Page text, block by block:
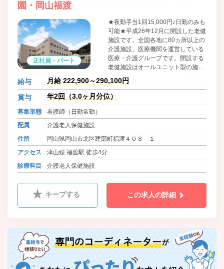
園・岡山福渡
正社員・パート
★夜勤手当1回15,000円♪日勤のみも
可能★平成26年12月に開設した老健
施設です。全国各地に80ヵ所以上の
介護施設、医療機関を運営している
医療・介護グループです。開設する
老健施設はオールユニット型の施設
です。ご利用者一人一人の特徴に合
わせたユニットケアを実践し、山や
川、自然豊かな環境の中でゆったり
と過ごして頂ける施設を目指してい
給与 月給 222,900～290,100円
賞与 年2回（3.0ヶ月分位）
募集形態
看護師（日勤常勤）
配属
介護老人保健施設
住所
岡山県岡山市北区建部町福渡４０８－１
アクセス
津山線 福渡駅 徒歩4分
診療科目
介護老人保健施設
キープする この求人の詳細